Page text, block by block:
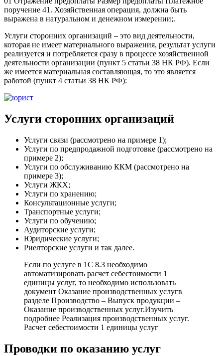
поручение 41. Хозяйственная операция, должна быть
выражена в натуральном и денежном измерении;.
Услуги сторонних организаций – это вид деятельности,
которая не имеет материального выражения, результат услуги
реализуется и потребляется сразу в процессе хозяйственной
деятельности организации (пункт 5 статьи 38 НК РФ). Если
же имеется материальная составляющая, то это является
работой (пункт 4 статьи 38 НК РФ):
Услуги сторонних организаций
Услуги связи (рассмотрено на примере 1);
Услуги по предпродажной подготовке (рассмотрено на
примере 2);
Услуги по обслуживанию ККМ (рассмотрено на
примере 3);
Услуги ЖКХ;
Услуги по хранению;
Консультационные услуги;
Транспортные услуги;
Услуги по обучению;
Аудиторские услуги;
Юридические услуги;
Риелторские услуги и так далее.
Если по услуге в 1С 8.3 необходимо
автоматизировать расчет себестоимости 1
единицы услуг, то необходимо использовать
документ Оказание производственных услугв
разделе Производство – Выпуск продукции –
Оказание производственных услуг.Изучить
подробнее Реализация производственных услуг.
Расчет себестоимости 1 единицы услуг
Проводки по оказанию услуг